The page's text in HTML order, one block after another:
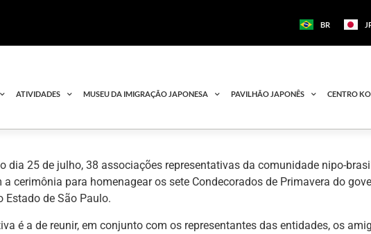
BR
ATIVIDADES MUSEU DA IMIGRAÇÃO JAPONESA PAVILHÃO JAPONÊS CENTRO
dia 25 de julho, 38 associações representativas da comunidade nipo-
a cerimônia para homenagear os sete Condecorados de Primavera do
Estado de São Paulo.
é a de reunir, em conjunto com os representantes das entidades, os